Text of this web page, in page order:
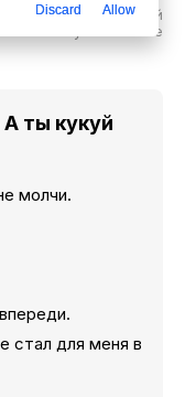
Garik - А ты кукуй
или слушайте ее
ты кукуй
молчи.
стал для меня в
Discard Allow